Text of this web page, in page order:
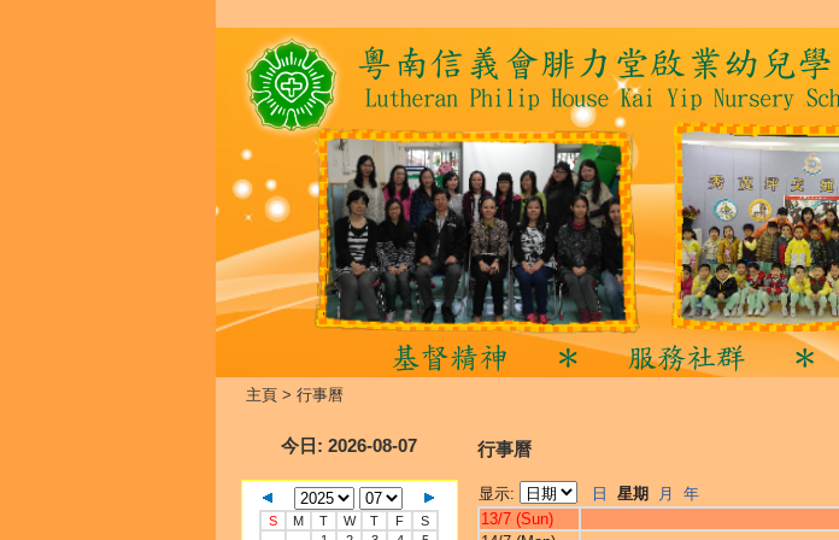
主頁> 行事曆
今日 : 2026-08-07
S M T W T F
S
行事曆
显示: 日 星期 月 年
13/7 (Sun)